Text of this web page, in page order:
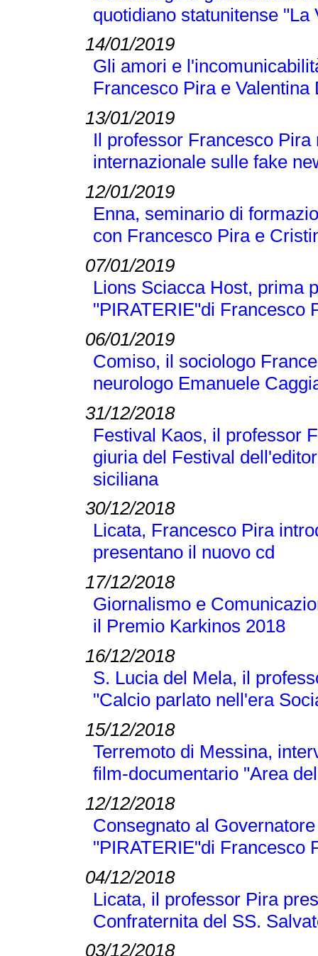
quotidiano statunitense "La
14/01/2019
Gli amori e
Francesco Pira e Valentina
13/01/2019
Il professor Francesco
internazionale sulle fake
12/01/2019
Enna, seminario di
con Francesco Pira e
07/01/2019
Lions Sciacca Host, prima
"PIRATERIE"di Francesco
06/01/2019
Comiso, il sociologo
neurologo Emanuele
31/12/2018
Festival Kaos, il professor
giuria del Festival
siciliana
30/12/2018
Licata, Francesco Pira
presentano il nuovo cd
17/12/2018
Giornalismo e
il Premio Karkinos 2018
16/12/2018
S. Lucia del Mela, il
"Calcio parlato nell'era
15/12/2018
Terremoto di Messina,
film-documentario "Area
12/12/2018
Consegnato al
"PIRATERIE"di Francesco
04/12/2018
Licata, il professor Pira
Confraternita del SS.
03/12/2018